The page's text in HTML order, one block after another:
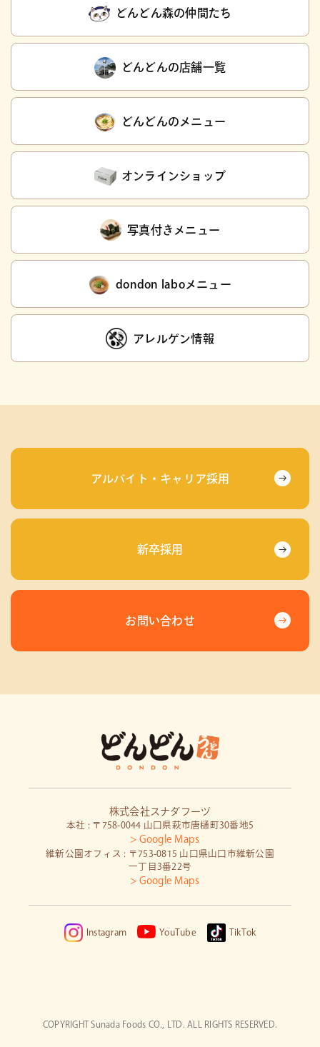
どんどん森の仲間たち
どんどんの店舗一覧
どんどんのメニュー
オンラインショップ
写真付きメニュー
dondon laboメニュー
アレルゲン情報
アルバイト・キャリア採用
新卒採用
お問い合わせ
株式会社スナダフーヅ
本社 : 〒758-0044 山口県萩市唐樋町30番地5
> Google Maps
維新公園オフィス : 〒753-0815 山口県山口市維新公園
一丁目3番22号
> Google Maps
Instagram YouTube TikTok
COPYRIGHT Sunada Foods CO., LTD. ALL RIGHTS RESERVED.